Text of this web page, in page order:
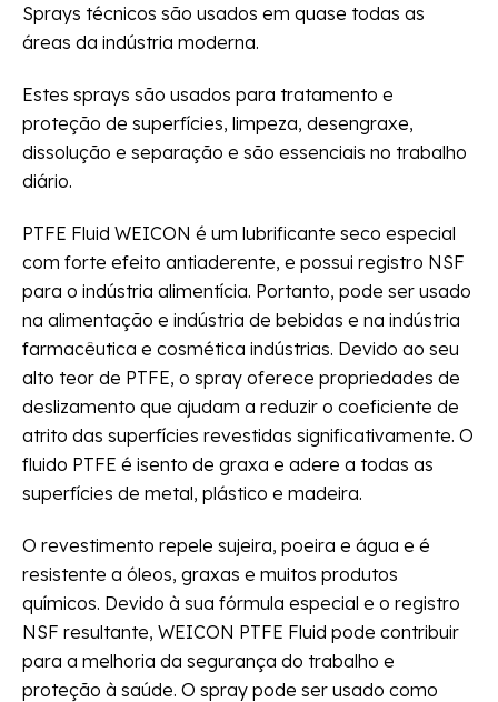
Sprays técnicos são usados em quase todas as
áreas da indústria moderna.
Estes sprays são usados para tratamento e
proteção de superfícies, limpeza, desengraxe,
dissolução e separação e são essenciais no trabalho
diário.
PTFE Fluid WEICON é um lubrificante seco especial
com forte efeito antiaderente, e possui registro NSF
para o indústria alimentícia. Portanto, pode ser usado
na alimentação e indústria de bebidas e na indústria
farmacêutica e cosmética indústrias. Devido ao seu
alto teor de PTFE, o spray oferece propriedades de
deslizamento que ajudam a reduzir o coeficiente de
atrito das superfícies revestidas significativamente. O
fluido PTFE é isento de graxa e adere a todas as
superfícies de metal, plástico e madeira.
O revestimento repele sujeira, poeira e água e é
resistente a óleos, graxas e muitos produtos
químicos. Devido à sua fórmula especial e o registro
NSF resultante, WEICON PTFE Fluid pode contribuir
para a melhoria da segurança do trabalho e
proteção à saúde. O spray pode ser usado como